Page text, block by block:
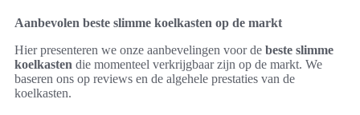
Aanbevolen beste slimme koelkasten op de markt
Hier presenteren we onze aanbevelingen voor de beste slimme
koelkasten die momenteel verkrijgbaar zijn op de markt. We
baseren ons op reviews en de algehele prestaties van de
koelkasten.